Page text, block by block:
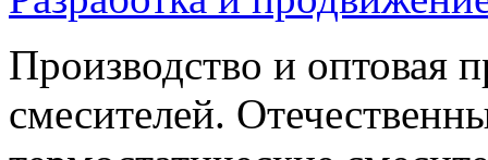
Производство и оптовая
смесителей.